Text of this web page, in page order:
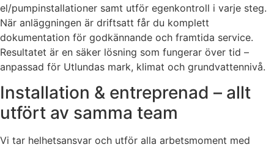
el/pumpinstallationer samt utför egenkontroll i varje steg.
När anläggningen är driftsatt får du komplett
dokumentation för godkännande och framtida service.
Resultatet är en säker lösning som fungerar över tid –
anpassad för Utlundas mark, klimat och grundvattennivå.
Installation & entreprenad – allt
utfört av samma team
Vi tar helhetsansvar och utför alla arbetsmoment med